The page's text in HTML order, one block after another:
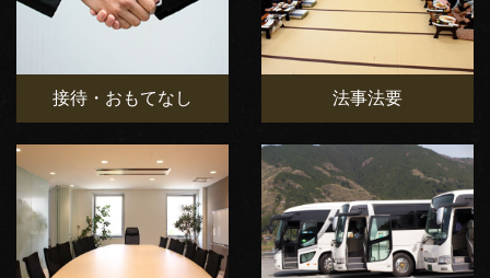
接待・おもてなし 法事法要